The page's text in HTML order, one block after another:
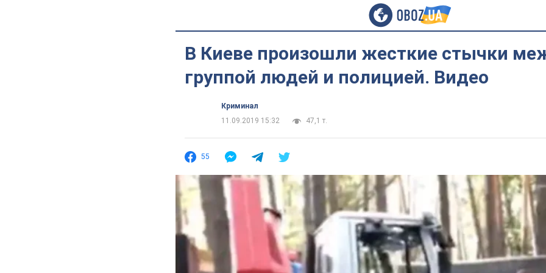
В Киеве произошли жесткие стычки
группой людей и полицией. Видео
Криминал
11.09.2019 15:32
47,1 т.
55